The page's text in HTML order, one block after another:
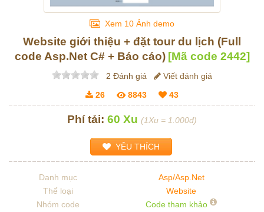
Xem 10 Ảnh demo
Website giới thiệu + đặt tour du lịch (Full
code Asp.Net C# + Báo cáo) [Mã code 2442]
2 Đánh giá
Viết đánh giá
26
8843 43
Phí tải: 60 Xu (1Xu = 1.000đ)
YÊU THÍCH
Danh mục
Asp/Asp.Net
Thể loại
Website
Nhóm code
Code tham khảo